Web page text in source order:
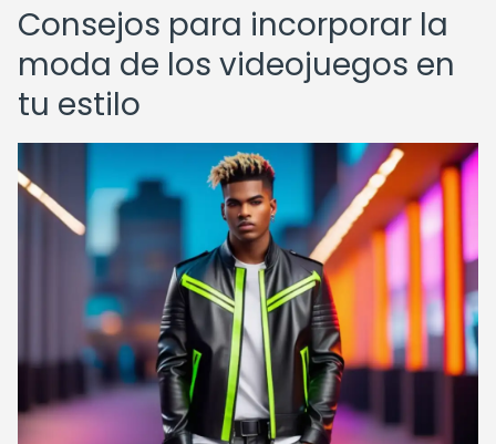
Consejos para incorporar la
moda de los videojuegos en
tu estilo